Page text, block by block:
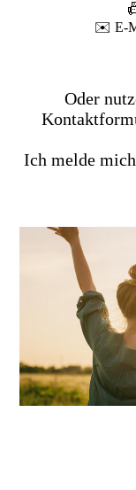
✉️ E-
Oder
Ich melde